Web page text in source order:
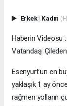
Erkek| Kadın
Haberin Videosu
Vatandaşı Çileden
Esenyurt'un en
yaklaşık 1 ay
rağmen yolların